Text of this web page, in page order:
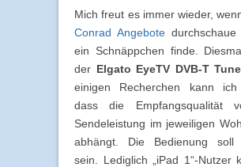
Mich freut es immer wieder,
Conrad Angebotedurchschaue
ein Schnäppchen finde.
der Elgato EyeTV DVB-T
einigen Recherchen kann ich
dass die Empfangsqualität
Sendeleistung im jeweiligen
abhängt. Die Bedienung soll
sein. Lediglich „iPad 1“-Nutzer